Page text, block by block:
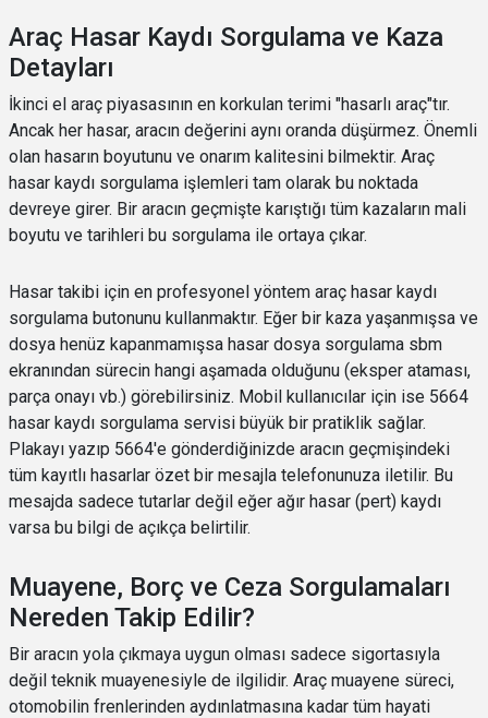
Araç Hasar Kaydı Sorgulama ve Kaza
Detayları
İkinci el araç piyasasının en korkulan terimi "hasarlı araç"tır.
Ancak her hasar, aracın değerini aynı oranda düşürmez. Önemli
olan hasarın boyutunu ve onarım kalitesini bilmektir. Araç
hasar kaydı sorgulama işlemleri tam olarak bu noktada
devreye girer. Bir aracın geçmişte karıştığı tüm kazaların mali
boyutu ve tarihleri bu sorgulama ile ortaya çıkar.
Hasar takibi için en profesyonel yöntem araç hasar kaydı
sorgulama butonunu kullanmaktır. Eğer bir kaza yaşanmışsa ve
dosya henüz kapanmamışsa hasar dosya sorgulama sbm
ekranından sürecin hangi aşamada olduğunu (eksper ataması,
parça onayı vb.) görebilirsiniz. Mobil kullanıcılar için ise 5664
hasar kaydı sorgulama servisi büyük bir pratiklik sağlar.
Plakayı yazıp 5664'e gönderdiğinizde aracın geçmişindeki
tüm kayıtlı hasarlar özet bir mesajla telefonunuza iletilir. Bu
mesajda sadece tutarlar değil eğer ağır hasar (pert) kaydı
varsa bu bilgi de açıkça belirtilir.
Muayene, Borç ve Ceza Sorgulamaları
Nereden Takip Edilir?
Bir aracın yola çıkmaya uygun olması sadece sigortasıyla
değil teknik muayenesiyle de ilgilidir. Araç muayene süreci,
otomobilin frenlerinden aydınlatmasına kadar tüm hayati